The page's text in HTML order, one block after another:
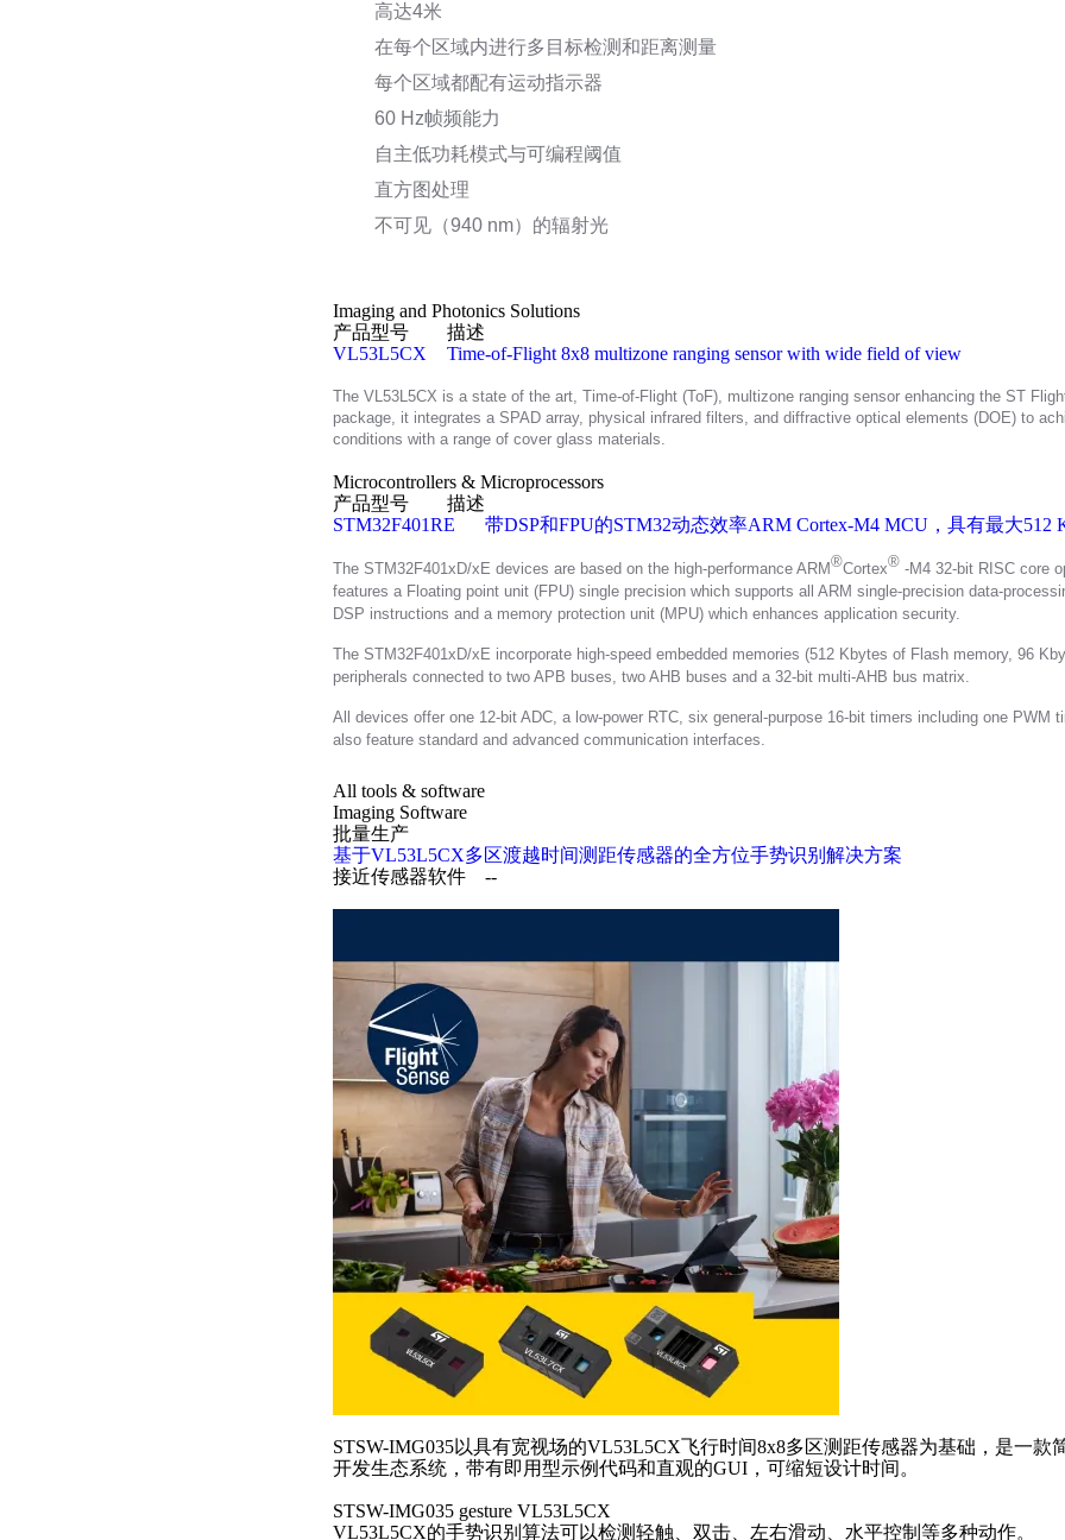
高达4米
在每个区域内进行多目标检测和距离测量
每个区域都配有运动指示器
60 Hz帧频能力
自主低功耗模式与可编程阈值
直方图处理
不可见（940 nm）的辐射光
Imaging and Photonics Solutions
产品型号
描述
VL53L5CX
Time-of-Flight 8x8 multizone ranging sensor with wide field of view
The VL53L5CX is a state of the art, Time-of-Flight (ToF), multizone ranging sensor enhancing the ST
package, it integrates a SPAD array, physical infrared filters, and diffractive optical elements (DOE) to
conditions with a range of cover glass materials.
Microcontrollers & Microprocessors
产品型号
描述
STM32F401RE
带DSP和FPU的STM32动态效率ARM Cortex-M4 MCU，具有最大512
The STM32F401xD/xE devices are based on the high-performance ARM®Cortex® -M4 32-bit RISC core
features a Floating point unit (FPU) single precision which supports all ARM single-precision data-
DSP instructions and a memory protection unit (MPU) which enhances application security.
The STM32F401xD/xE incorporate high-speed embedded memories (512 Kbytes of Flash memory, 96
peripherals connected to two APB buses, two AHB buses and a 32-bit multi-AHB bus matrix.
All devices offer one 12-bit ADC, a low-power RTC, six general-purpose 16-bit timers including one PWM
also feature standard and advanced communication interfaces.
All tools & software
Imaging Software
批量生产
基于VL53L5CX多区渡越时间测距传感器的全方位手势识别解决方案
接近传感器软件
--
STSW-IMG035以具有宽视场的VL53L5CX飞行时间8x8多区测距传感器为基础，是一
开发生态系统，带有即用型示例代码和直观的GUI，可缩短设计时间。
STSW-IMG035 gesture VL53L5CX
VL53L5CX的手势识别算法可以检测轻触、双击、左右滑动、水平控制等多种动作。